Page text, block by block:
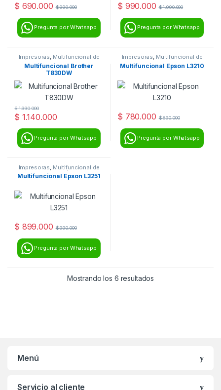
$ 690.000 $990.000
Pregunta por Whatsapp
$ 990.000 $1.990.000
Pregunta por Whatsapp
Impresoras, Multifuncional de
inyección
Multifuncional Brother
T830DW
$ 1.140.000
$1.990.000
Pregunta por Whatsapp
Impresoras, Multifuncional de
inyección
Multifuncional Epson L3210
$ 780.000 $890.000
Pregunta por Whatsapp
Impresoras Multifuncional de
inyección
Multifuncional Epson L3251
$ 899.000 $990.000
Pregunta por Whatsapp
Mostrando los 6 resultados
Menú
Servicio al cliente